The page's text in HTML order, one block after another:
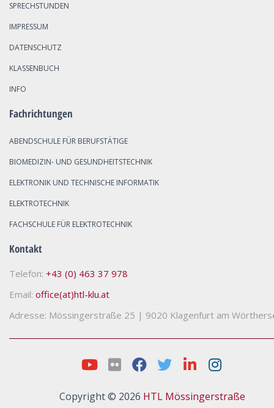
SPRECHSTUNDEN
IMPRESSUM
DATENSCHUTZ
KLASSENBUCH
INFO
Fachrichtungen
ABENDSCHULE FÜR BERUFSTÄTIGE
BIOMEDIZIN- UND GESUNDHEITSTECHNIK
ELEKTRONIK UND TECHNISCHE INFORMATIK
ELEKTROTECHNIK
FACHSCHULE FÜR ELEKTROTECHNIK
Kontakt
Telefon: +43 (0) 463 37 978
Email: office(at)htl-klu.at
Adresse: Mössingerstraße 25 | 9020 Klagenfurt am
Copyright © 2026 HTL Mössingerstraße